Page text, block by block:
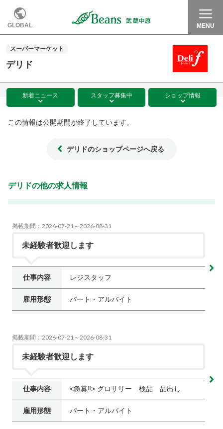
GLOBAL MENU
スーパーマーケット
デリド
新着ニュース スタッフ募集中 ショップ情報
この情報は公開期間が終了しています。
デリドのショップページへ戻る
デリドの他の求人情報
掲載期間：2026-07-21～2026-08-31
未経験者歓迎します
仕事内容 レジスタッフ
雇用形態 パート・アルバイト
掲載期間：2026-07-21～2026-08-31
未経験者歓迎します
仕事内容 <急募‼︎> グロサリー 検品 品出し
雇用形態 パート・アルバイト